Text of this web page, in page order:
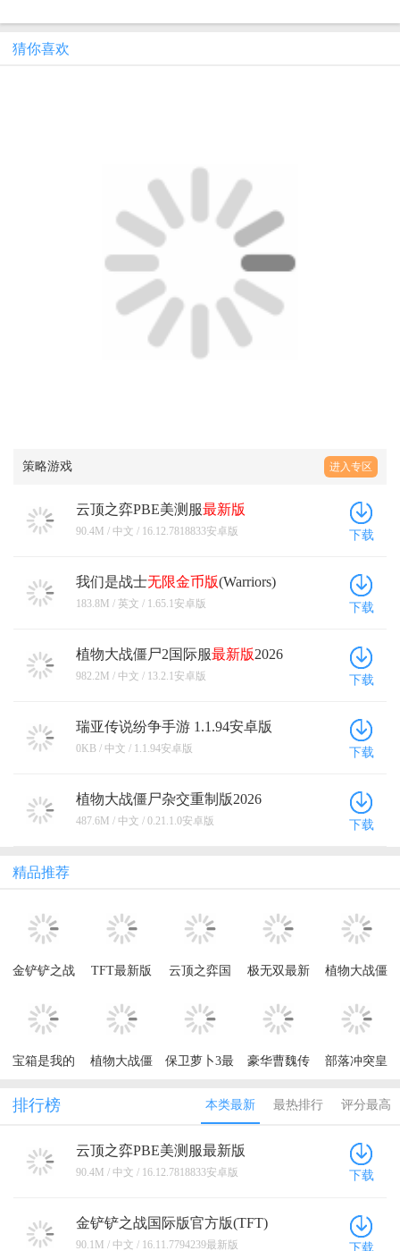
猜你喜欢
策略游戏 进入专区
云顶之弈PBE美测服最新版
16.12.7818833安卓版
90.4M / 中文 / 16.12.7818833安卓版 下载
我们是战士无限金币版(Warriors)
1.65.1安卓版
183.8M / 英文 / 1.65.1安卓版 下载
植物大战僵尸2国际服最新版2026
13.2.1安卓版
982.2M / 中文 / 13.2.1安卓版 下载
瑞亚传说纷争手游 1.1.94安卓版
0KB / 中文 / 1.1.94安卓版 下载
植物大战僵尸杂交重制版2026
0.21.1.0安卓版
487.6M / 中文 / 0.21.1.0安卓版 下载
精品推荐
金铲铲之战
版(TFT)
TFT最新版
云顶之弈国
方版(TFT)
极无双最新
植物大战僵
2026
宝箱是我的
菜单
(Summoner)
植物大战僵
保卫萝卜3最
豪华曹魏传
部落冲突皇
版最新版
排行榜 本类最新 最热排行 评分最高
云顶之弈PBE美测服最新版
16.12.7818833安卓版
90.4M / 中文 / 16.12.7818833安卓版 下载
金铲铲之战国际版官方版(TFT)
16.11.7794239最新版
90.1M / 中文 / 16.11.7794239最新版 下载